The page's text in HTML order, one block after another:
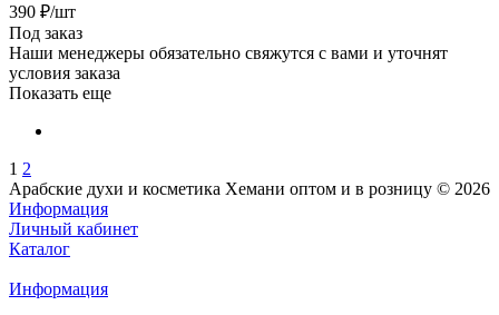
390 ₽/шт
Под заказ
Наши менеджеры обязательно свяжутся с вами и уточнят
условия заказа
Показать еще
1 2
Арабские духи и косметика Хемани оптом и в розницу © 2026
Информация
Личный кабинет
Каталог
Информация